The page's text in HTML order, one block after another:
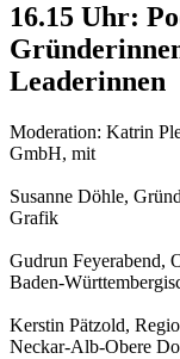
16.15 Uhr:
Leaderinnen
Moderation: Katrin
GmbH, mit
Susanne Döhle,
Grafik
Gudrun Feyerabend,
Baden-
Kerstin Pätzold,
Neckar-Alb-Obere